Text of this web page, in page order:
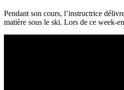
Pendant son cours, l’instructrice
matière sous le ski. Lors de ce week-